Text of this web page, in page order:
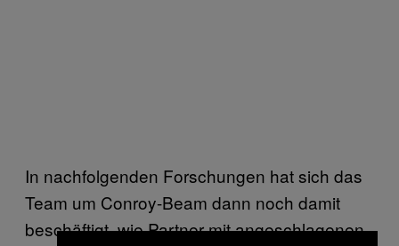
In nachfolgenden Forschungen hat sich das
Team um Conroy-Beam dann noch damit
beschäftigt, wie Partner mit angeschlagenen